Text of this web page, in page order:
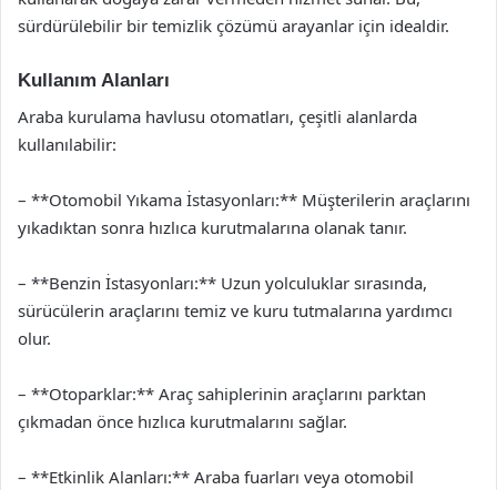
sürdürülebilir bir temizlik çözümü arayanlar için idealdir.
Kullanım Alanları
Araba kurulama havlusu otomatları, çeşitli alanlarda
kullanılabilir:
– **Otomobil Yıkama İstasyonları:** Müşterilerin araçlarını
yıkadıktan sonra hızlıca kurutmalarına olanak tanır.
– **Benzin İstasyonları:** Uzun yolculuklar sırasında,
sürücülerin araçlarını temiz ve kuru tutmalarına yardımcı
olur.
– **Otoparklar:** Araç sahiplerinin araçlarını parktan
çıkmadan önce hızlıca kurutmalarını sağlar.
– **Etkinlik Alanları:** Araba fuarları veya otomobil